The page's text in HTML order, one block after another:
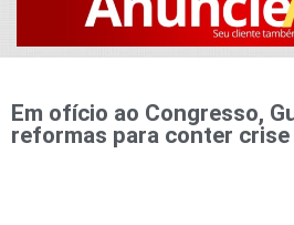
Em ofício ao Congresso,
reformas para conter crise